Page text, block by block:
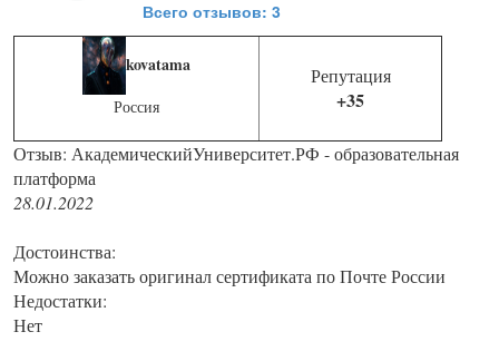
Всего отзывов: 3
kovatama
Россия
Репутация
+35
Отзыв: АкадемическийУниверситет.РФ - образовательная
платформа
28.01.2022
Достоинства:
Можно заказать оригинал сертификата по Почте России
Недостатки:
Нет